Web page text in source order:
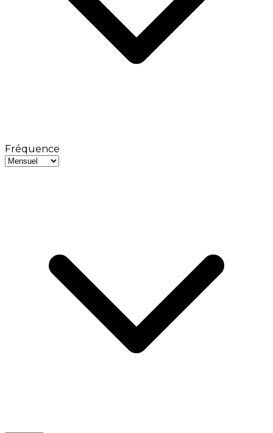
Fréquence